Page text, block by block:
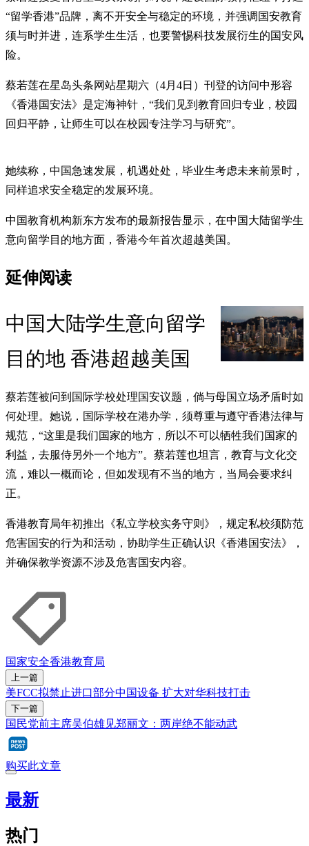
“留学香港”品牌，离不开安全与稳定的环境，并强调国安教育
须与时并进，连系学生生活，也要警惕科技发展衍生的国安风
险。
蔡若莲在星岛头条网站星期六（4月4日）刊登的访问中形容
《香港国安法》是定海神针，“我们见到教育回归专业，校园
回归平静，让师生可以在校园专注学习与研究”。
她续称，中国急速发展，机遇处处，毕业生考虑未来前景时，
同样追求安全稳定的发展环境。
中国教育机构新东方发布的最新报告显示，在中国大陆留学生
意向留学目的地方面，香港今年首次超越美国。
延伸阅读
中国大陆学生意向留学
目的地 香港超越美国
蔡若莲被问到国际学校处理国安议题，倘与母国立场矛盾时如
何处理。她说，国际学校在港办学，须尊重与遵守香港法律与
规范，“这里是我们国家的地方，所以不可以牺牲我们国家的
利益，去服侍另外一个地方”。蔡若莲也坦言，教育与文化交
流，难以一概而论，但如发现有不当的地方，当局会要求纠
正。
香港教育局年初推出《私立学校实务守则》，规定私校须防范
危害国安的行为和活动，协助学生正确认识《香港国安法》，
并确保教学资源不涉及危害国安内容。
国家安全香港教育局
上一篇
美FCC拟禁止进口部分中国设备 扩大对华科技打击
下一篇
国民党前主席吴伯雄见郑丽文：两岸绝不能动武
购买此文章
最新
热门